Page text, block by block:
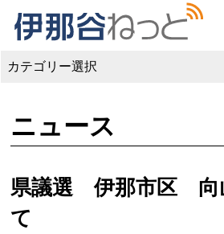
カテゴリー選択
ニュース
県議選 伊那市区 向
て